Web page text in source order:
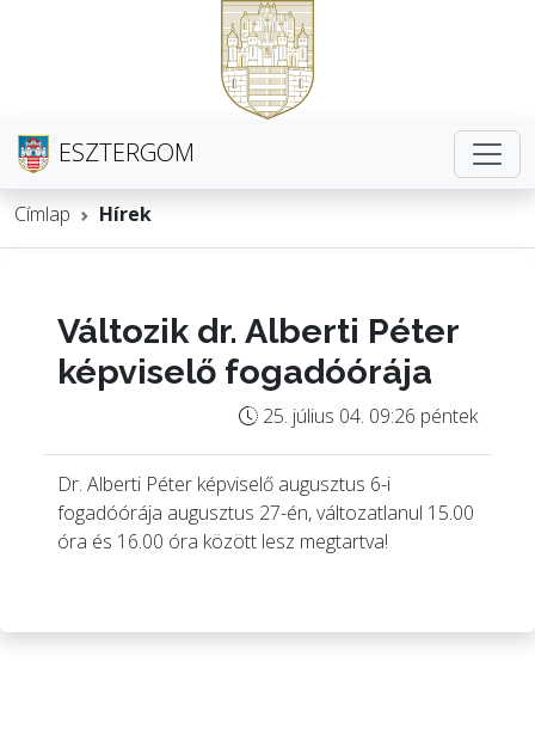
ESZTERGOM
Címlap Hírek
Változik dr. Alberti Péter
képviselő fogadóórája
25. július 04. 09:26 péntek
Dr. Alberti Péter képviselő augusztus 6-i
fogadóórája augusztus 27-én, változatlanul 15.00
óra és 16.00 óra között lesz megtartva!